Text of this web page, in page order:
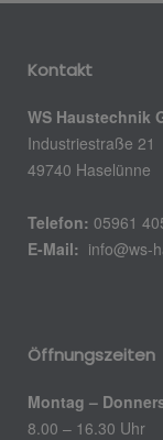
Kontakt
WS Haustechnik
Industriestraße 21
49740 Haselünne
Telefon: 05961
E-Mail: info@ws-
Öffnungszeiten
Montag –
8.00 – 16.30 Uhr